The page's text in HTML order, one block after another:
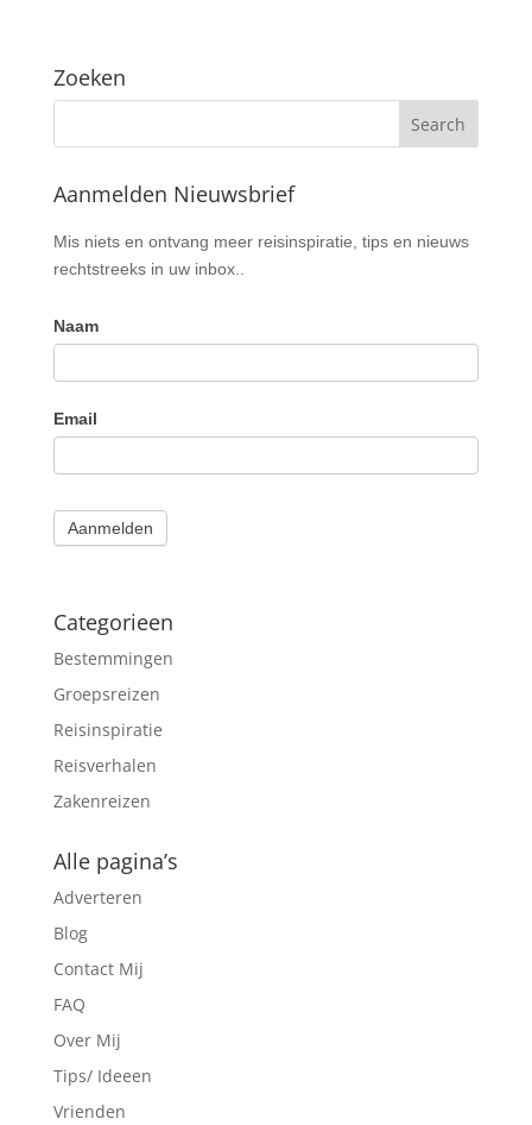
Zoeken
Aanmelden Nieuwsbrief
Mis niets en ontvang meer reisinspiratie, tips en nieuws
rechtstreeks in uw inbox..
Naam
Email
Aanmelden
Categorieen
Bestemmingen
Groepsreizen
Reisinspiratie
Reisverhalen
Zakenreizen
Alle pagina’s
Adverteren
Blog
Contact Mij
FAQ
Over Mij
Tips/ Ideeen
Vrienden